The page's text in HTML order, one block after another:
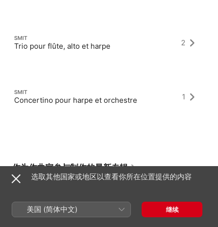
SMIT
Trio pour flûte, alto et harpe 2
SMIT
Concertino pour harpe et orchestre 1
作为作曲家参与制作的最新专辑
选取其他国家或地区以查看你所在位置提供的内容
美国 (简体中文) 继续